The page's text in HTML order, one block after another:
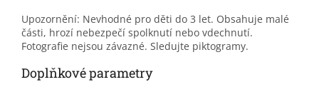
Upozornění: Nevhodné pro děti do 3 let. Obsahuje malé
části, hrozí nebezpečí spolknutí nebo vdechnutí.
Fotografie nejsou závazné. Sledujte piktogramy.
Doplňkové parametry